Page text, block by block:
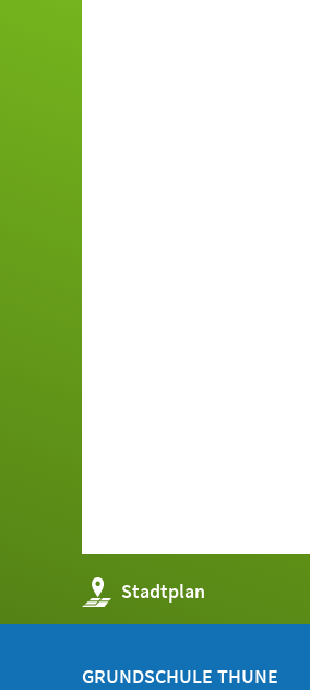
Stadtplan
(Öffnet
in
einem
Tab)
GRUNDSCHULE THUNE